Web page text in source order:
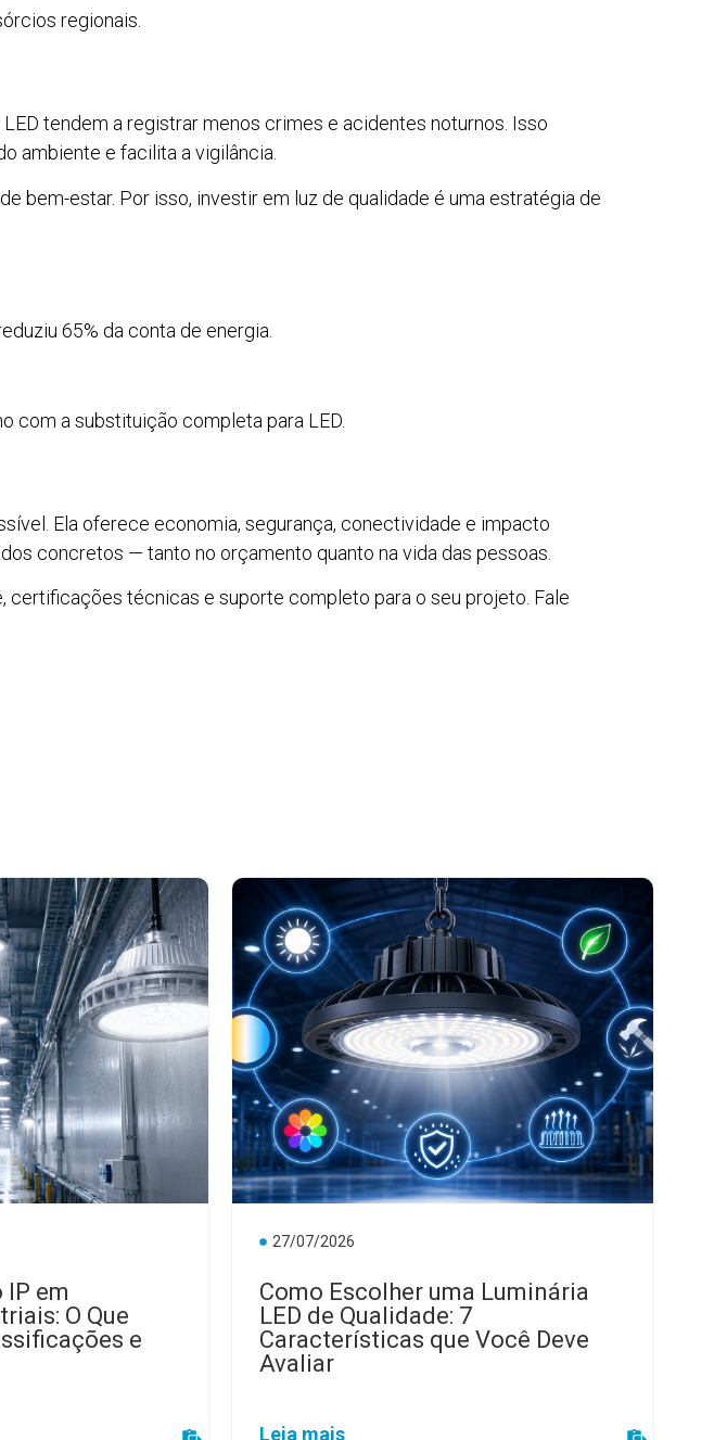
regionais.
tendem a registrar menos crimes e acidentes noturnos. Isso
ambiente e facilita a vigilância.
bem-estar. Por isso, investir em luz de qualidade é uma estratégia de
65% da conta de energia.
com a substituição completa para LED.
Ela oferece economia, segurança, conectividade e impacto
concretos — tanto no orçamento quanto na vida das pessoas.
certificações técnicas e suporte completo para o seu projeto. Fale
IP em
O Que
e
27/07/2026
Como Escolher uma Luminária
LED de Qualidade: 7
Características que Você Deve
Avaliar
Leia mais